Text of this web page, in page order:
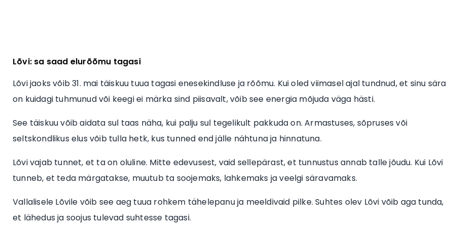
Lõvi: sa saad elurõõmu tagasi
Lõvi jaoks võib 31. mai täiskuu tuua tagasi enesekindluse ja rõõmu. Kui oled viimasel ajal tundnud, et sinu sära
on kuidagi tuhmunud või keegi ei märka sind piisavalt, võib see energia mõjuda väga hästi.
See täiskuu võib aidata sul taas näha, kui palju sul tegelikult pakkuda on. Armastuses, sõpruses või
seltskondlikus elus võib tulla hetk, kus tunned end jälle nähtuna ja hinnatuna.
Lõvi vajab tunnet, et ta on oluline. Mitte edevusest, vaid sellepärast, et tunnustus annab talle jõudu. Kui Lõvi
tunneb, et teda märgatakse, muutub ta soojemaks, lahkemaks ja veelgi säravamaks.
Vallalisele Lõvile võib see aeg tuua rohkem tähelepanu ja meeldivaid pilke. Suhtes olev Lõvi võib aga tunda,
et lähedus ja soojus tulevad suhtesse tagasi.